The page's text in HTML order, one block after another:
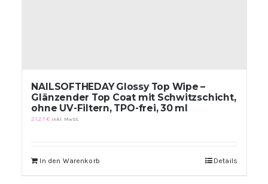
NAILSOFTHEDAY Glossy Top Wipe –
Glänzender Top Coat mit Schwitzschicht,
ohne UV-Filtern, TPO-frei, 30 ml
21,27€ inkl. MwSt.
In den Warenkorb Details